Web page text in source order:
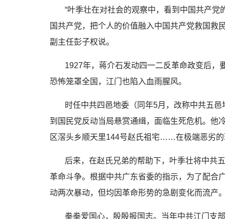
“叶季壮在对社会的观察中，看到中国共产
国共产党，把个人的价值融入中国共产党救国救
副主任彭子权说。
1927年，蒋介石发动四一二反革命政变后，
恐怖笼罩全国，江门也陷入血雨腥风。
时任中共四邑地委（同年5月，改称中共五
到国民党反动当局悬赏通缉，面临生死危机。他
区滘头乡顺天里144号赵氏祖宅……在极端恶劣
后来，在赵氏兄弟的帮助下，叶季壮将中共
革命斗争。根据中共广东省委的指示，为了配合
动两次暴动，但均因革命形势的急剧变化而流产
拳拳爱国心，殷殷报国志。当年中共江门支